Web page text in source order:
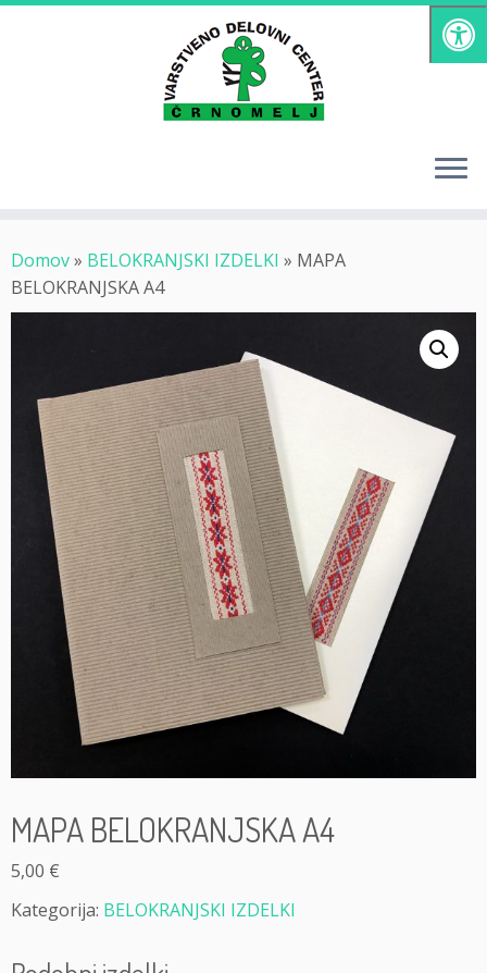
Skoči
Domov» BELOKRANJSKI IZDELKI » MAPA
BELOKRANJSKA A4
MAPA BELOKRANJSKA A4
5,00 €
Kategorija: BELOKRANJSKI IZDELKI